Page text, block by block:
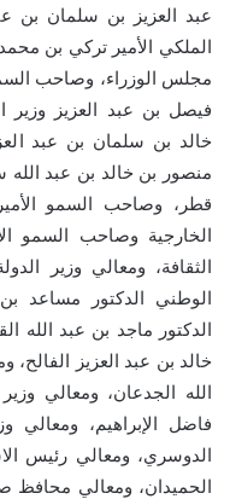
عبد العزيز بن سلمان بن
الملكي الأمير تركي بن
مجلس الوزراء، وصاحب
فيصل بن عبد العزيز وزير
خالد بن سلمان بن عبد
منصور بن خالد بن عبد
قطر، وصاحب السمو
الخارجية وصاحب السمو
الثقافة، ومعالي وزير
الوطني الدكتور مساعد
الدكتور ماجد بن عبد الله
خالد بن عبد العزيز الفالح،
الله الجدعان، ومعالي
فاضل الإبراهيم، ومعالي
الدوسري، ومعالي رئيس
الحميدان، ومعالي محافظ